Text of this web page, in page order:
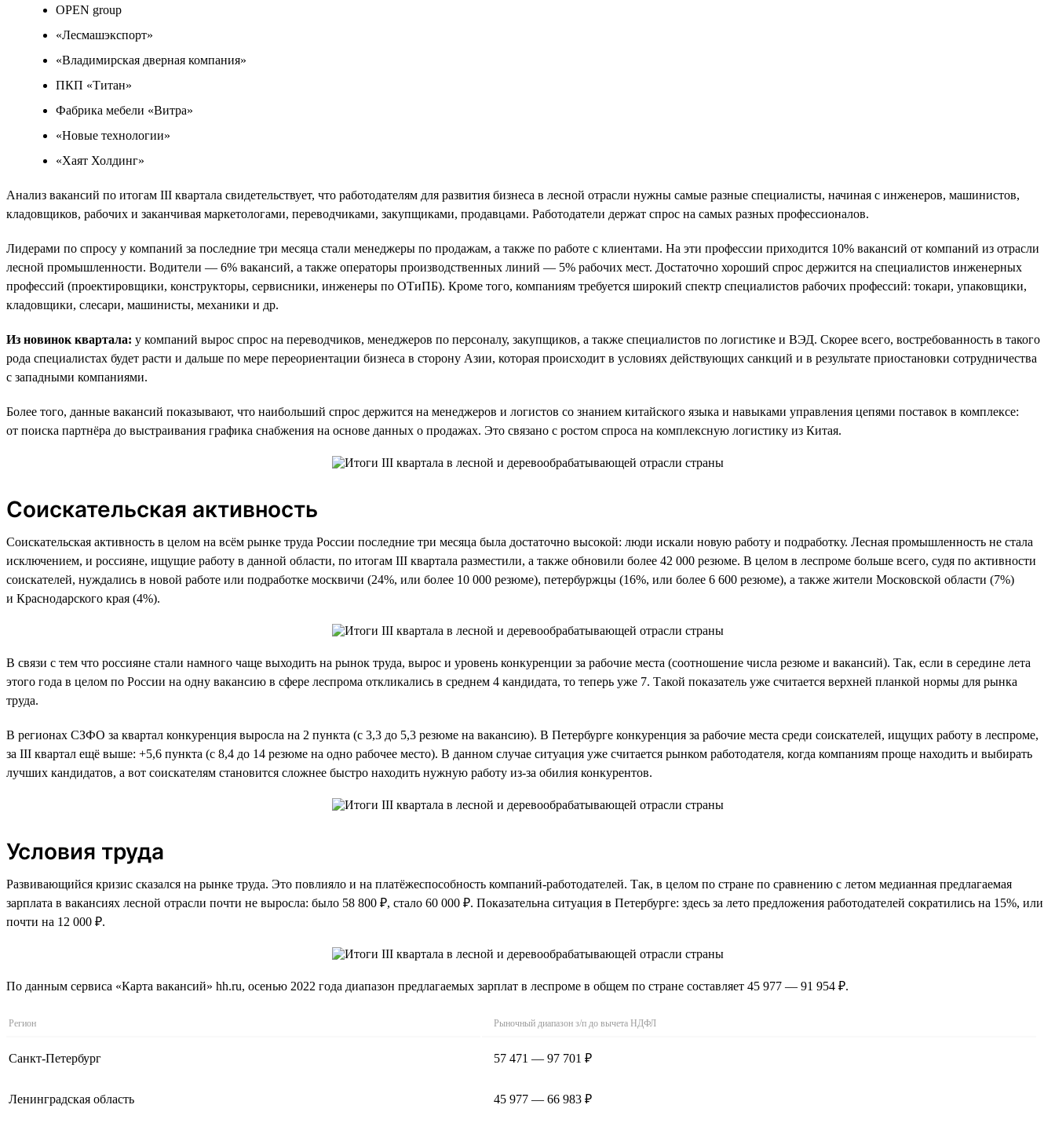
OPEN group
«Лесмашэкспорт»
«Владимирская дверная компания»
ПКП «Титан»
Фабрика мебели «Витра»
«Новые технологии»
«Хаят Холдинг»
Анализ вакансий по итогам III квартала свидетельствует, что работодателям для развития бизнеса в лесной отрасли нужны самые разные специалисты, начиная с инженеров, машинистов,
кладовщиков, рабочих и заканчивая маркетологами, переводчиками, закупщиками, продавцами. Работодатели держат спрос на самых разных профессионалов.
Лидерами по спросу у компаний за последние три месяца стали менеджеры по продажам, а также по работе с клиентами. На эти профессии приходится 10% вакансий от компаний из отрасли
лесной промышленности. Водители — 6% вакансий, а также операторы производственных линий — 5% рабочих мест. Достаточно хороший спрос держится на специалистов инженерных
профессий (проектировщики, конструкторы, сервисники, инженеры по ОТиПБ). Кроме того, компаниям требуется широкий спектр специалистов рабочих профессий: токари, упаковщики,
кладовщики, слесари, машинисты, механики и др.
Из новинок квартала: у компаний вырос спрос на переводчиков, менеджеров по персоналу, закупщиков, а также специалистов по логистике и ВЭД. Скорее всего, востребованность в такого
рода специалистах будет расти и дальше по мере переориентации бизнеса в сторону Азии, которая происходит в условиях действующих санкций и в результате приостановки сотрудничества
с западными компаниями.
Более того, данные вакансий показывают, что наибольший спрос держится на менеджеров и логистов со знанием китайского языка и навыками управления цепями поставок в комплексе:
от поиска партнёра до выстраивания графика снабжения на основе данных о продажах. Это связано с ростом спроса на комплексную логистику из Китая.
Соискательская активность
Соискательская активность в целом на всём рынке труда России последние три месяца была достаточно высокой: люди искали новую работу и подработку. Лесная промышленность не стала
исключением, и россияне, ищущие работу в данной области, по итогам III квартала разместили, а также обновили более 42 000 резюме. В целом в леспроме больше всего, судя по активности
соискателей, нуждались в новой работе или подработке москвичи (24%, или более 10 000 резюме), петербуржцы (16%, или более 6 600 резюме), а также жители Московской области (7%)
и Краснодарского края (4%).
В связи с тем что россияне стали намного чаще выходить на рынок труда, вырос и уровень конкуренции за рабочие места (соотношение числа резюме и вакансий). Так, если в середине лета
этого года в целом по России на одну вакансию в сфере леспрома откликались в среднем 4 кандидата, то теперь уже 7. Такой показатель уже считается верхней планкой нормы для рынка
труда.
В регионах СЗФО за квартал конкуренция выросла на 2 пункта (с 3,3 до 5,3 резюме на вакансию). В Петербурге конкуренция за рабочие места среди соискателей, ищущих работу в леспроме,
за III квартал ещё выше: +5,6 пункта (с 8,4 до 14 резюме на одно рабочее место). В данном случае ситуация уже считается рынком работодателя, когда компаниям проще находить и выбирать
лучших кандидатов, а вот соискателям становится сложнее быстро находить нужную работу из-за обилия конкурентов.
Условия труда
Развивающийся кризис сказался на рынке труда. Это повлияло и на платёжеспособность компаний-работодателей. Так, в целом по стране по сравнению с летом медианная предлагаемая
зарплата в вакансиях лесной отрасли почти не выросла: было 58 800 ₽, стало 60 000 ₽. Показательна ситуация в Петербурге: здесь за лето предложения работодателей сократились на 15%, или
почти на 12 000 ₽.
По данным сервиса «Карта вакансий» hh.ru, осенью 2022 года диапазон предлагаемых зарплат в леспроме в общем по стране составляет 45 977 — 91 954 ₽.
Регион Рыночный диапазон з/п до вычета НДФЛ
Санкт-Петербург 57 471 — 97 701 ₽
Ленинградская область 45 977 — 66 983 ₽